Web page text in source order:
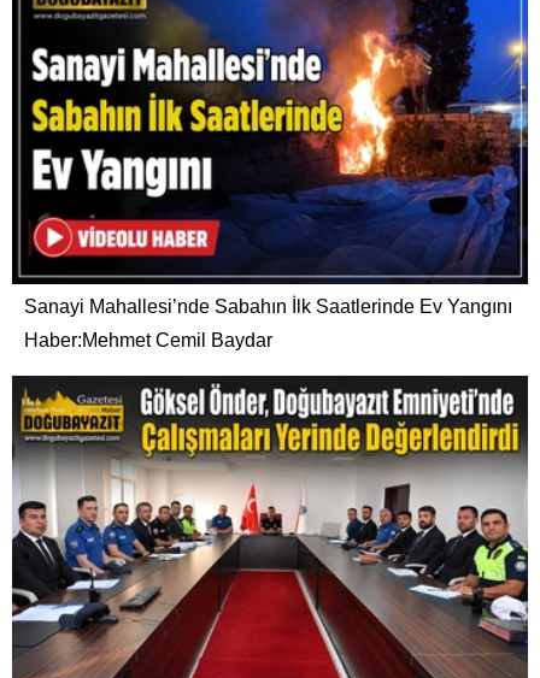
Sanayi Mahallesi’nde Sabahın İlk Saatlerinde Ev Yangını
Haber:Mehmet Cemil Baydar